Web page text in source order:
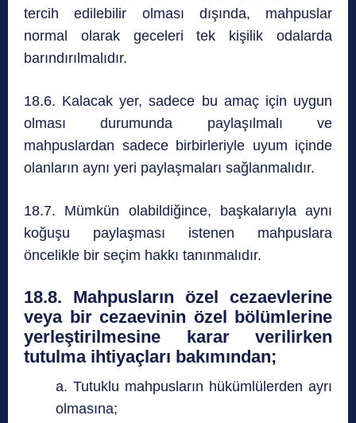
tercih edilebilir olması dışında, mahpuslar
normal olarak geceleri tek kişilik odalarda
barındırılmalıdır.
18.6. Kalacak yer, sadece bu amaç için uygun
olması durumunda paylaşılmalı ve
mahpuslardan sadece birbirleriyle uyum içinde
olanların aynı yeri paylaşmaları sağlanmalıdır.
18.7. Mümkün olabildiğince, başkalarıyla aynı
koğuşu paylaşması istenen mahpuslara
öncelikle bir seçim hakkı tanınmalıdır.
18.8. Mahpusların özel cezaevlerine
veya bir cezaevinin özel bölümlerine
yerleştirilmesine karar verilirken
tutulma ihtiyaçları bakımından;
a. Tutuklu mahpusların hükümlülerden ayrı
olmasına;